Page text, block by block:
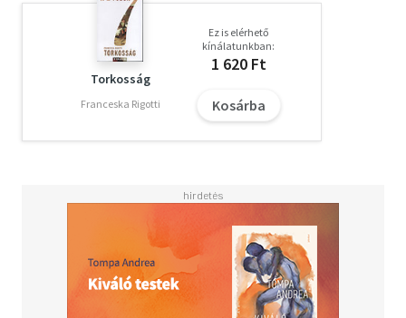
Torkosság
Franceska Rigotti
Ez is elérhető
kínálatunkban:
1 620 Ft
Kosárba